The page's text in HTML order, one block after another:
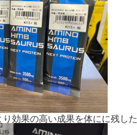
効果の高い成果を体にに残した